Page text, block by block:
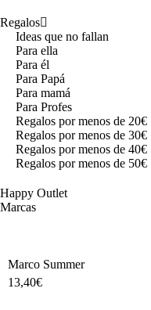
Regalos
Ideas que no fallan
Para ella
Para él
Para Papá
Para mamá
Para Profes
Regalos por menos de 20€
Regalos por menos de 30€
Regalos por menos de 40€
Regalos por menos de 50€
Happy Outlet
Marcas
Marco Summer
13,40€